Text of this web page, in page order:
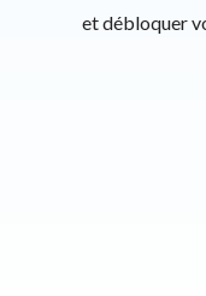
et débloquer